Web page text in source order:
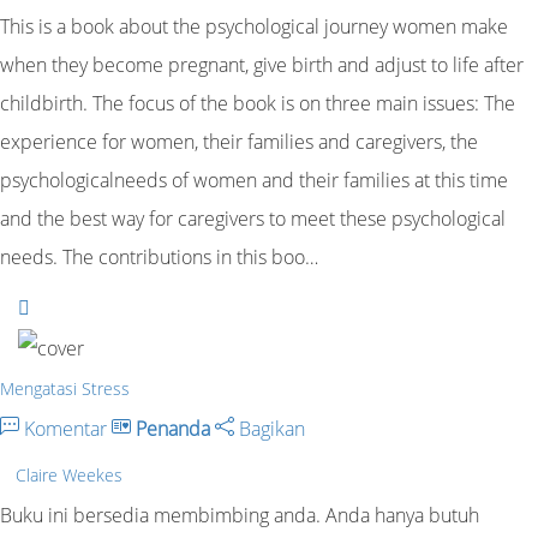
This is a book about the psychological journey women make
when they become pregnant, give birth and adjust to life after
childbirth. The focus of the book is on three main issues: The
experience for women, their families and caregivers, the
psychologicalneeds of women and their families at this time
and the best way for caregivers to meet these psychological
needs. The contributions in this boo…
Mengatasi Stress
Komentar Penanda Bagikan
Claire Weekes
Buku ini bersedia membimbing anda. Anda hanya butuh